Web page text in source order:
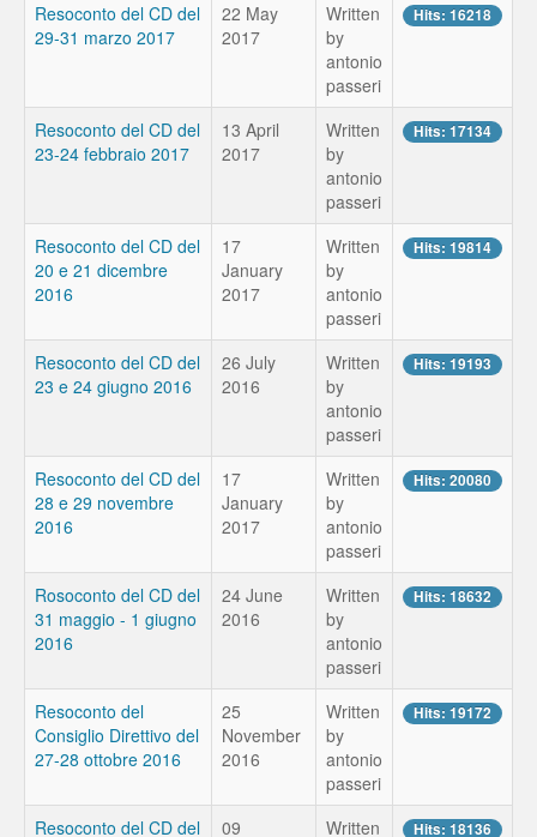
Resoconto del CD del
29-31 marzo 2017
22 May
2017
Written
by
antonio
passeri
Hits: 16218
Resoconto del CD del
23-24 febbraio 2017
13 April
2017
Written
by
antonio
passeri
Hits: 17134
Resoconto del CD del
20 e 21 dicembre
2016
17
January
2017
Written
by
antonio
passeri
Hits: 19814
Resoconto del CD del
23 e 24 giugno 2016
26 July
2016
Written
by
antonio
passeri
Hits: 19193
Resoconto del CD del
28 e 29 novembre
2016
17
January
2017
Written
by
antonio
passeri
Hits: 20080
Rosoconto del CD del
31 maggio - 1 giugno
2016
24 June
2016
Written
by
antonio
passeri
Hits: 18632
Resoconto del
Consiglio Direttivo del
27-28 ottobre 2016
25
November
2016
Written
by
antonio
passeri
Hits: 19172
Resoconto del CD del 09 Written Hits: 18136